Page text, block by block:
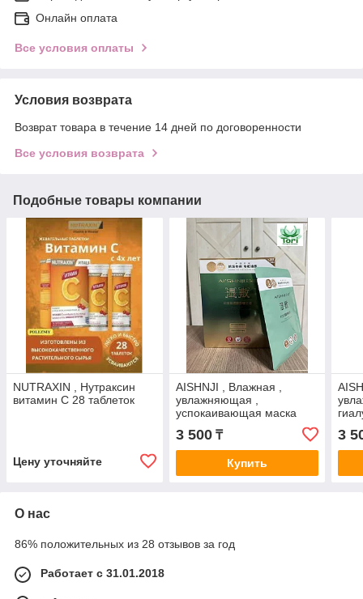
Онлайн оплата
Все условия оплаты
Условия возврата
Возврат товара в течение 14 дней по договоренности
Все условия возврата
Подобные товары компании
NUTRAXIN , Нутраксин
витамин C 28 таблеток
Цену уточняйте
AISHNJI , Влажная ,
увлажняющая ,
успокаивающая маска
3 500₸
Купить
3
О нас
86% положительных из 28 отзывов за год
Работает с 31.01.2018